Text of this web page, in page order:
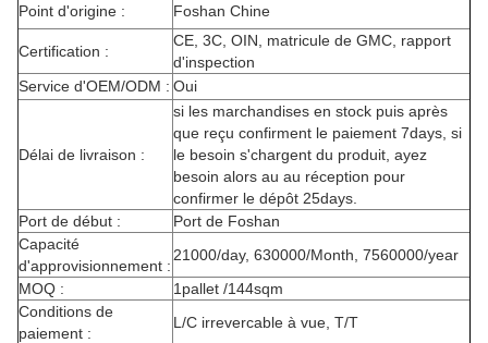
Point d'origine :
Foshan Chine
Certification :
CE, 3C, OIN, matricule de GMC, rapport
d'inspection
Service d'OEM/ODM : Oui
Délai de livraison :
si les marchandises en stock puis après
que reçu confirment le paiement 7days, si
le besoin s'chargent du produit, ayez
besoin alors au au réception pour
confirmer le dépôt 25days.
Port de début :
Port de Foshan
Capacité
d'approvisionnement :
21000/day, 630000/Month, 7560000/year
MOQ :
1pallet /144sqm
Conditions de
paiement :
L/C irrevercable à vue, T/T